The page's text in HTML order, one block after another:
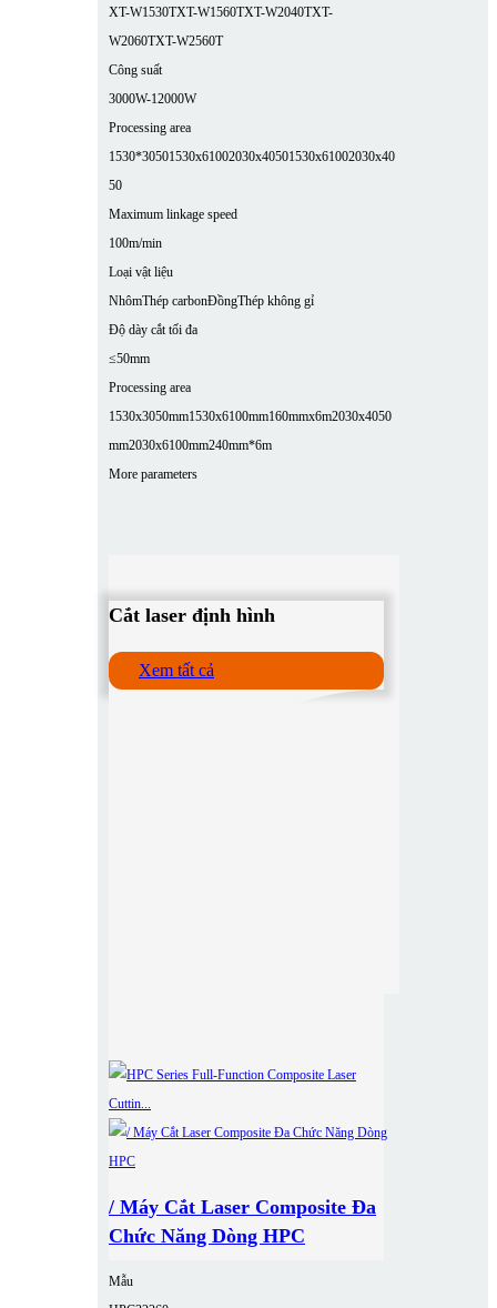
XT-W1530TXT-W1560TXT-W2040TXT-
W2060TXT-W2560T
Công suất
3000W-12000W
Processing area
1530*30501530x61002030x40501530x61002030x40
50
Maximum linkage speed
100m/min
Loại vật liệu
NhômThép carbonĐồngThép không gỉ
Độ dày cắt tối đa
≤50mm
Processing area
1530x3050mm1530x6100mm160mmx6m2030x4050
mm2030x6100mm240mm*6m
More parameters
Cắt laser định hình
Xem tất cả
/ Máy Cắt Laser Composite Đa
Chức Năng Dòng HPC
Mẫu